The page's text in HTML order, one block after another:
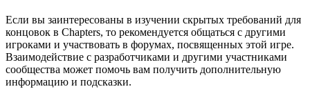
Если вы заинтересованы в изучении скрытых требований для
концовок в Chapters, то рекомендуется общаться с другими
игроками и участвовать в форумах, посвященных этой игре.
Взаимодействие с разработчиками и другими участниками
сообщества может помочь вам получить дополнительную
информацию и подсказки.